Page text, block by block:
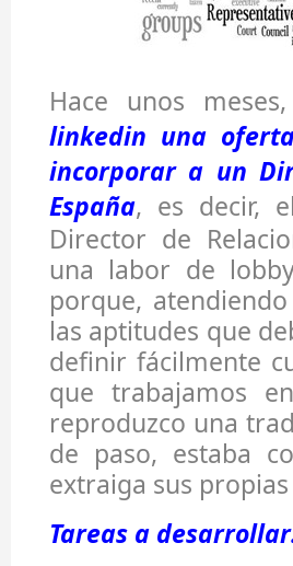
Hace unos meses,
linkedin una
incorporar a un
España, es decir,
Director de
una labor de
porque,
las aptitudes que
definir fácilmente
que trabajamos
reproduzco una
de paso, estaba
extraiga sus
Tareas a